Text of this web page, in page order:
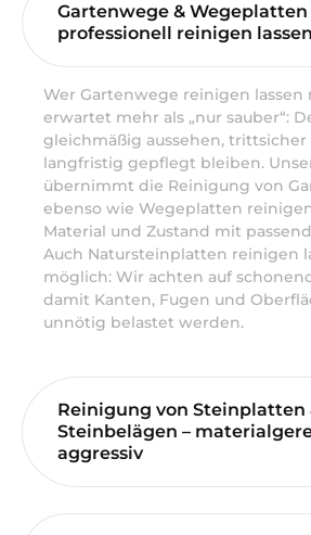
Gartenwege & Wegeplatten
professionell reinigen lassen
Wer Gartenwege reinigen lassen
erwartet mehr als „nur sauber“:
gleichmäßig aussehen,
langfristig gepflegt bleiben.
übernimmt die Reinigung von
ebenso wie Wegeplatten
Material und Zustand mit
Auch Natursteinplatten reinigen
möglich: Wir achten auf
damit Kanten, Fugen und
unnötig belastet werden.
Reinigung von Steinplatten
Steinbelägen –
aggressiv